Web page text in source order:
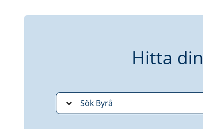
Hitta din